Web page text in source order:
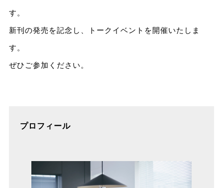
す。
新刊の発売を記念し、トークイベントを開催いたしま
す。
ぜひご参加ください。
プロフィール